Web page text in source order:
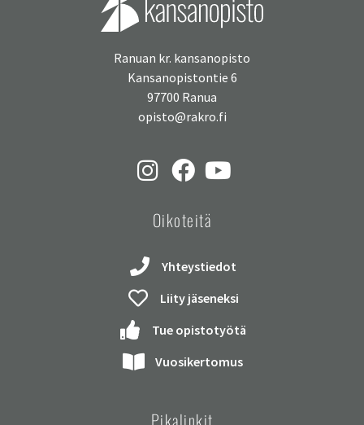
Ranuan kr. kansanopisto
Kansanopistontie 6
97700 Ranua
opisto@rakro.fi
Oikoteitä
Yhteystiedot
Liity jäseneksi
Tue opistotyötä
Vuosikertomus